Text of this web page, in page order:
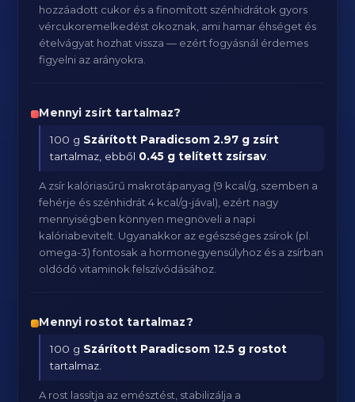
hozzáadott cukor és a finomított szénhidrátok gyors
vércukoremelkedést okoznak, ami hamar éhséget és
ételvágyat hozhat vissza — ezért fogyásnál érdemes
figyelni az arányokra.
Mennyi zsírt tartalmaz?
100 g Szárított Paradicsom 2.97 g zsírt
tartalmaz, ebből 0.45 g telített zsírsav
A zsír kalóriasűrű makrotápanyag (9 kcal/g, szemben a
fehérje és szénhidrát 4 kcal/g-jával), ezért nagy
mennyiségben könnyen megnöveli a napi
kalóriabevitelt. Ugyanakkor az egészséges zsírok (pl.
omega-3) fontosak a hormonegyensúlyhoz és a zsírban
oldódó vitaminok felszívódásához.
Mennyi rostot tartalmaz?
100 g Szárított Paradicsom 12.5 g rostot
tartalmaz.
A rost lassítja az emésztést, stabilizálja a